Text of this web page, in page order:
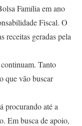
Família em ano
Fiscal. O
receitas geradas pela
Tanto
que vão buscar
procurando até a
Em busca de apoio,